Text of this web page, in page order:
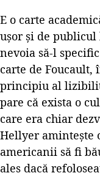
E o carte
ușor și de
nevoia să-l
carte de Foucault,
principiu al
pare că exista o
care era chiar
Hellyer amintește
americanii să fi
ales dacă